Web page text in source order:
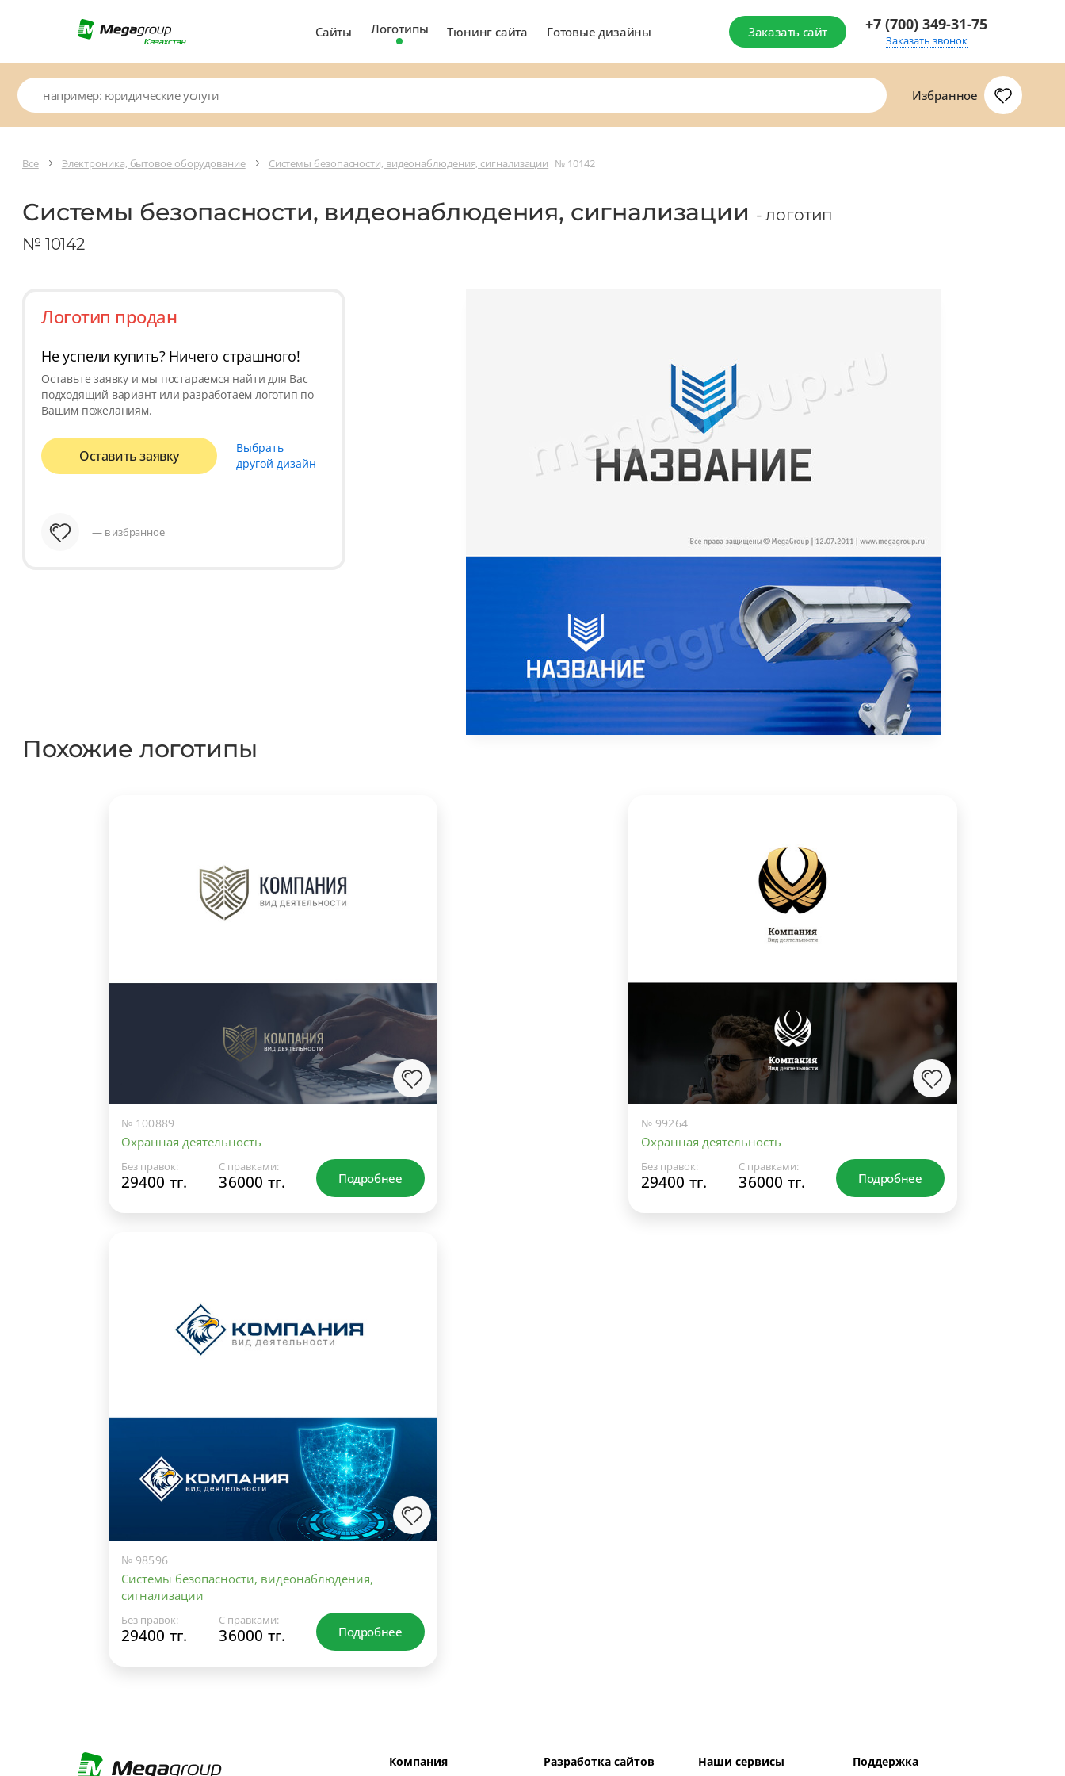
Сайты Логотипы Тюнинг сайта Готовые дизайны Заказать сайт +7 (700) 349-31-75
Заказать звонок
Избранное
Все Электроника, бытовое оборудование Системы безопасности, видеонаблюдения, сигнализации № 10142
Системы безопасности, видеонаблюдения, сигнализации - логотип
№ 10142
Логотип продан
Не успели купить? Ничего страшного!
Оставьте заявку и мы постараемся найти для Вас
подходящий вариант или разработаем логотип по
Вашим пожеланиям.
Оставить заявку
Выбрать
другой дизайн
— в избранное
Похожие логотипы
№ 100889
Охранная деятельность
Без правок:
29400 тг.
С правками:
36000 тг. Подробнее
№ 99264
Охранная деятельность
Без правок:
29400 тг.
С правками:
36000 тг. Подробнее
№ 98596
Системы безопасности, видеонаблюдения,
сигнализации
Без правок:
29400 тг.
С правками:
36000 тг. Подробнее
Компания Разработка сайтов Наши сервисы Поддержка